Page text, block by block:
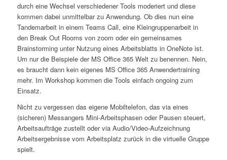
durch eine Wechsel verschiedener Tools moderiert und diese
kommen dabei unmittelbar zu Anwendung. Ob dies nun eine
Tandemarbeit in einem Teams Call, eine Kleingruppenarbeit in
den Break Out Rooms von zoom oder ein gemeinsames
Brainstorming unter Nutzung eines Arbeitsblatts in OneNote ist.
Um nur die Beispiele der MS Office 365 Welt zu benennen. Nein,
es braucht dann kein eigenes MS Office 365 Anwendertraining
mehr. Im Workshop kommen die Tools einfach ongoing zum
Einsatz.
Nicht zu vergessen das eigene Mobiltelefon, das via eines
(sicheren) Messangers Mini-Arbeitsphasen oder Pausen steuert,
Arbeitsaufträge zustellt oder via Audio/Video-Aufzeichnung
Arbeitsergebnisse vom Arbeitsplatz zurück in die virtuelle Gruppe
spielt.